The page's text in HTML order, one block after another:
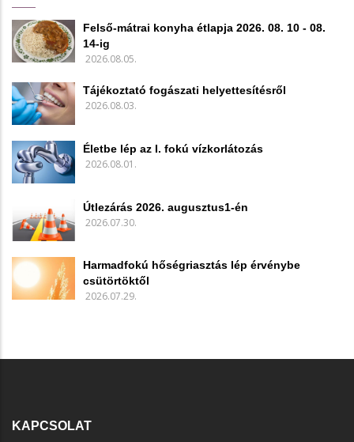
Felső-mátrai konyha étlapja 2026. 08. 10 - 08.
14-ig
2026.08.05.
Tájékoztató fogászati helyettesítésről
2026.08.03.
Életbe lép az I. fokú vízkorlátozás
2026.08.01.
Útlezárás 2026. augusztus1-én
2026.07.30.
Harmadfokú hőségriasztás lép érvénybe
csütörtöktől
2026.07.29.
KAPCSOLAT